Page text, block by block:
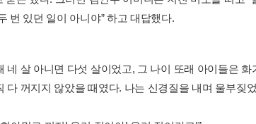
번 있던 일이 아니야” 하고 대답했다.
네 살 아니면 다섯 살이었고, 그 나이 또래 아이들은
다 꺼지지 않았을 때였다. 나는 신경질을 내며 울부짖